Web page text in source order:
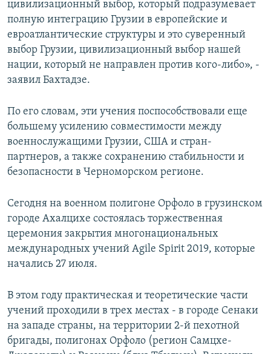
цивилизационный выбор, который подразумевает
полную интеграцию Грузии в европейские и
евроатлантические структуры и это суверенный
выбор Грузии, цивилизационный выбор нашей
нации, который не направлен против кого-либо», -
заявил Бахтадзе.
По его словам, эти учения поспособствовали еще
большему усилению совместимости между
военнослужащими Грузии, США и стран-
партнеров, а также сохранению стабильности и
безопасности в Черноморском регионе.
Сегодня на военном полигоне Орфоло в грузинском
городе Ахалцихе состоялась торжественная
церемония закрытия многонациональных
международных учений Agile Spirit 2019, которые
начались 27 июля.
В этом году практическая и теоретические части
учений проходили в трех местах - в городе Сенаки
на западе страны, на территории 2-й пехотной
бригады, полигонах Орфоло (регион Самцхе-